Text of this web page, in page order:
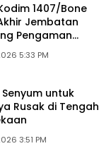
1407/Bone
Jembatan
Pengaman
5:33 PM
untuk
Rusak di Tengah
3:51 PM